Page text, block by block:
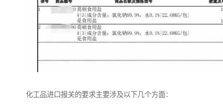
化工品进口报关的要求主要涉及以下几个方面：